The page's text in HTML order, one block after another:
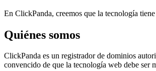
En ClickPanda, creemos que la tecnología
Quiénes somos
ClickPanda es un registrador de dominios
convencido de que la tecnología web debe ser